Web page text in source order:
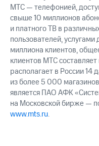
МТС — телефонией,
свыше 10 миллионов
и платного ТВ в
пользователей,
миллиона клиентов,
клиентов МТС
располагает в России 14
из более 5 000
является ПАО АФК
на Московской бирже —
www.mts.ru.